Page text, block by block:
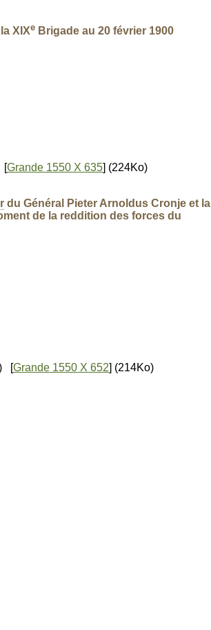
XIXe Brigade au 20 février 1900
[Grande 1550 X 635] (224Ko)
du Général Pieter Arnoldus Cronje et la
de la reddition des forces du
[Grande 1550 X 652] (214Ko)